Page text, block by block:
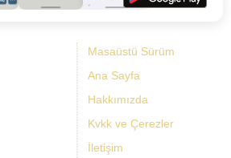
Masaüstü Sürüm
Ana Sayfa
Hakkımızda
Kvkk ve Çerezler
İletişim